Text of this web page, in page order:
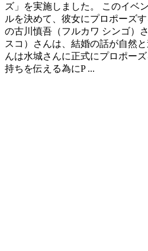
ズ」を実施しました。 このイベ
ルを決めて、彼女にプロポーズ
の古川慎吾（フルカワ シンゴ）
スコ）さんは、結婚の話が自然
んは水城さんに正式にプロポー
持ちを伝える為にP ...